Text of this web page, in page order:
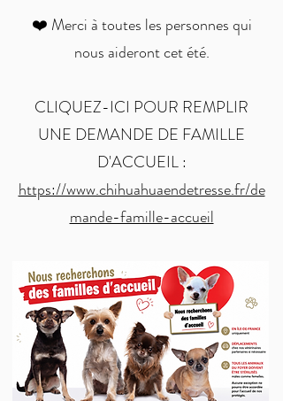
❤️ Merci à toutes les personnes qui
nous aideront cet été.
​CLIQUEZ-ICI POUR REMPLIR
UNE DEMANDE DE FAMILLE
D'ACCUEIL :
https://www.chihuahuaendetresse.fr/de
mande-famille-accueil